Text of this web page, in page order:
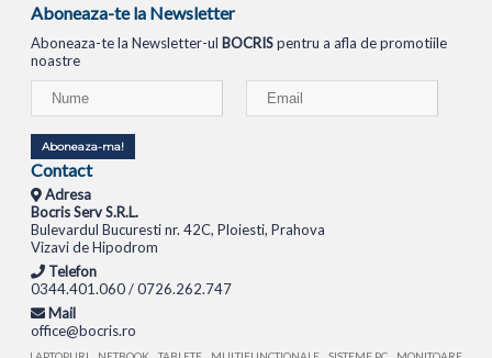
Aboneaza-te la Newsletter
Aboneaza-te la Newsletter-ul BOCRISpentru a afla de promotiile
noastre
Aboneaza-ma!
Contact
Adresa
Bocris Serv S.R.L.
Bulevardul Bucuresti nr. 42C, Ploiesti, Prahova
Vizavi de Hipodrom
Telefon
0344.401.060 / 0726.262.747
Mail
office@bocris.ro
LAPTOPURI NETBOOK TABLETE MULTIFUNCTIONALE SISTEME PC MONITOARE